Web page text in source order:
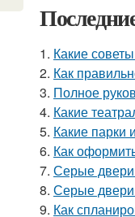
1. Какие
2. Как
3. Полное
4. Какие
5. Какие
6. Как
7. Серые
8. Серые
9. Как